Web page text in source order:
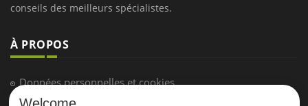
conseils des meilleurs spécialistes.
À PROPOS
Données personnelles et cookies
Qui sommes-nous
Welcome